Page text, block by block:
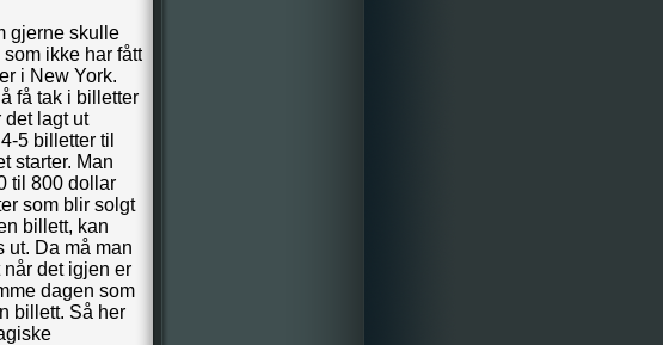
gjerne skulle
ikke har fått
i New York.
få tak i billetter
lagt ut
5 billetter til
starter. Man
til 800 dollar
som blir solgt
billett, kan
ut. Da må man
det igjen er
dagen som
billett. Så her